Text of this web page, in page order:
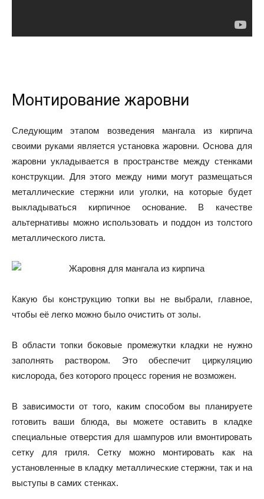
Монтирование жаровни
Следующим этапом возведения мангала из кирпича
своими руками является установка жаровни. Основа для
жаровни укладывается в пространстве между стенками
конструкции. Для этого между ними могут размещаться
металлические стержни или уголки, на которые будет
выкладываться кирпичное основание. В качестве
альтернативы можно использовать и поддон из толстого
металлического листа.
Какую бы конструкцию топки вы не выбрали, главное,
чтобы её легко можно было очистить от золы.
В области топки боковые промежутки кладки не нужно
заполнять раствором. Это обеспечит циркуляцию
кислорода, без которого процесс горения не возможен.
В зависимости от того, каким способом вы планируете
готовить ваши блюда, вы можете оставить в кладке
специальные отверстия для шампуров или вмонтировать
сетку для гриля. Сетку можно монтировать как на
установленные в кладку металлические стержни, так и на
выступы в самих стенках.